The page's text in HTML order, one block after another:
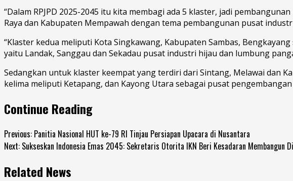
“Dalam RPJPD 2025-2045 itu kita membagi ada 5 klaster, jadi
Raya dan Kabupaten Mempawah dengan tema pembangunan pusat
“Klaster kedua meliputi Kota Singkawang, Kabupaten Sambas,
yaitu Landak, Sanggau dan Sekadau pusat industri hijau dan lumbung
Sedangkan untuk klaster keempat yang terdiri dari Sintang, Melawai dan
kelima meliputi Ketapang, dan Kayong Utara sebagai pusat
Continue Reading
Previous: Panitia Nasional HUT ke-79 RI Tinjau Persiapan Upacara di Nusantara
Next: Sukseskan Indonesia Emas 2045: Sekretaris Otorita IKN Beri Kesadaran Membangun
Related News